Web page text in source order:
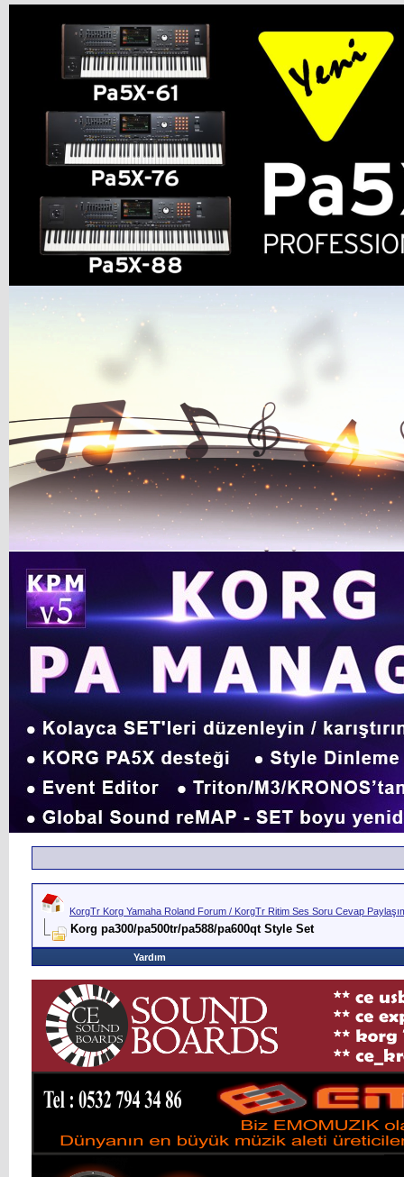
KorgTr Korg Yamaha Roland Forum / KorgTr Ritim Ses Soru Cevap
Korg pa300/pa500tr/pa588/pa600qt Style Set
Yardım